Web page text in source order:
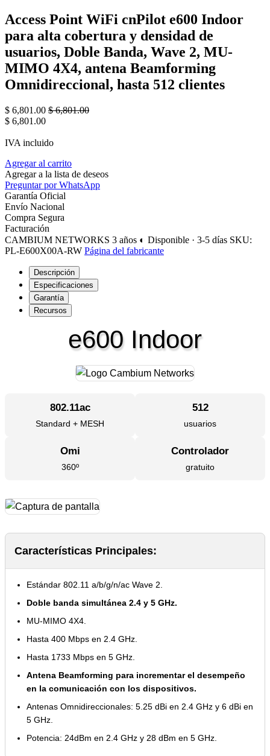
Access Point WiFi cnPilot e600 Indoor
para alta cobertura y densidad de
usuarios, Doble Banda, Wave 2, MU-
MIMO 4X4, antena Beamforming
Omnidireccional, hasta 512 clientes
$ 6,801.00 $6,801.00
$ 6,801.00
IVA incluido
Agregar al carrito
Agregar a la lista de deseos
Preguntar por WhatsApp
Garantía Oficial
Envío Nacional
Compra Segura
Facturación
CAMBIUM NETWORKS 3 años ◐ Disponible · 3-5 días SKU:
PL-E600X00A-RW Página del fabricante
Descripción
Especificaciones
Garantía
Recursos
e600 Indoor
802.11ac
Standard + MESH
512
usuarios
Omi
360º
Controlador
gratuito
Características Principales:
Estándar 802.11 a/b/g/n/ac Wave 2.
Doble banda simultánea 2.4 y 5 GHz.
MU-MIMO 4X4.
Hasta 400 Mbps en 2.4 GHz.
Hasta 1733 Mbps en 5 GHz.
Antena Beamforming para incrementar el desempeño
en la comunicación con los dispositivos.
Antenas Omnidireccionales: 5.25 dBi en 2.4 GHz y 6 dBi en
5 GHz.
Potencia: 24dBm en 2.4 GHz y 28 dBm en 5 GHz.